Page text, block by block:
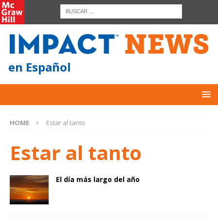
en Español
HOME Estar al tanto
Estar al tanto
El día más largo del año